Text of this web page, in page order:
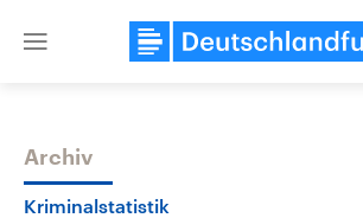
Close
Themen
Archiv
Kriminalstatistik